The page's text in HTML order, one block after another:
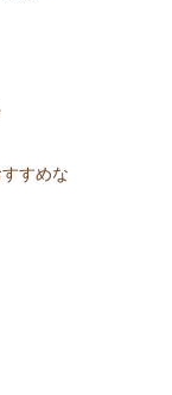
すめな